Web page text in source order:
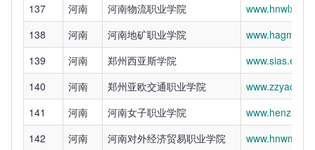
137
河南 河南物流职业学院
138
河南 河南地矿职业学院
139
河南 郑州西亚斯学院
140
河南 郑州亚欧交通职业学院
141
河南 河南女子职业学院
142
河南 河南对外经济贸易职业学院